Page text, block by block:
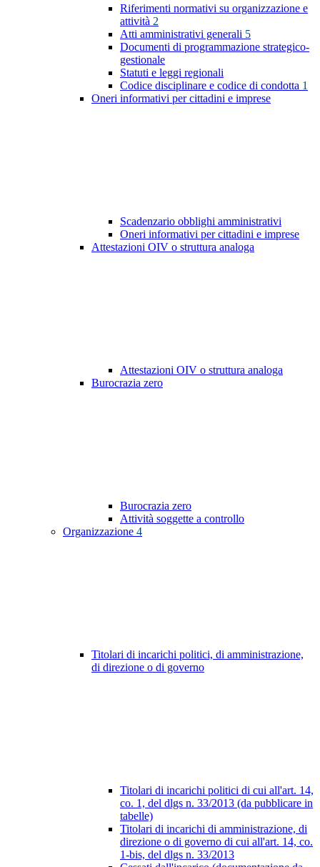
Riferimenti normativi su organizzazione e
attività 2
Atti amministrativi generali 5
Documenti di programmazione strategico-
gestionale
Statuti e leggi regionali
Codice disciplinare e codice di condotta 1
Oneri informativi per cittadini e imprese
Scadenzario obblighi amministrativi
Oneri informativi per cittadini e imprese
Attestazioni OIV o struttura analoga
Attestazioni OIV o struttura analoga
Burocrazia zero
Burocrazia zero
Attività soggette a controllo
Organizzazione 4
Titolari di incarichi politici, di amministrazione,
di direzione o di governo
Titolari di incarichi politici di cui all'art. 14,
co. 1, del dlgs n. 33/2013 (da pubblicare in
tabelle)
Titolari di incarichi di amministrazione, di
direzione o di governo di cui all'art. 14, co.
1-bis, del dlgs n. 33/2013